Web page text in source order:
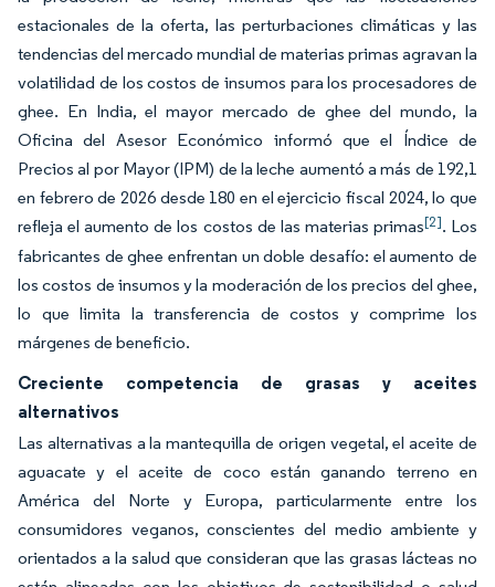
estacionales de la oferta, las perturbaciones climáticas y las
tendencias del mercado mundial de materias primas agravan la
volatilidad de los costos de insumos para los procesadores de
ghee. En India, el mayor mercado de ghee del mundo, la
Oficina del Asesor Económico informó que el Índice de
Precios al por Mayor (IPM) de la leche aumentó a más de 192,1
en febrero de 2026 desde 180 en el ejercicio fiscal 2024, lo que
refleja el aumento de los costos de las materias primas[2]. Los
fabricantes de ghee enfrentan un doble desafío: el aumento de
los costos de insumos y la moderación de los precios del ghee,
lo que limita la transferencia de costos y comprime los
márgenes de beneficio.
Creciente competencia de grasas y aceites
alternativos
Las alternativas a la mantequilla de origen vegetal, el aceite de
aguacate y el aceite de coco están ganando terreno en
América del Norte y Europa, particularmente entre los
consumidores veganos, conscientes del medio ambiente y
orientados a la salud que consideran que las grasas lácteas no